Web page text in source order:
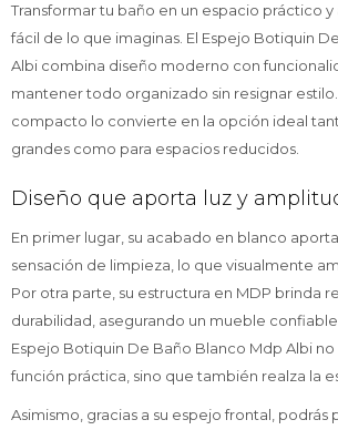
Transformar tu baño en un espacio práctico
fácil de lo que imaginas. El Espejo Botiquin
Albi combina diseño moderno con
mantener todo organizado sin resignar
compacto lo convierte en la opción ideal
grandes como para espacios reducidos.
Diseño que aporta luz y
En primer lugar, su acabado en blanco
sensación de limpieza, lo que visualmente
Por otra parte, su estructura en MDP brinda
durabilidad, asegurando un mueble confiable
Espejo Botiquin De Baño Blanco Mdp Albi
función práctica, sino que también realza la
Asimismo, gracias a su espejo frontal, podrás